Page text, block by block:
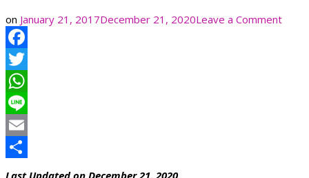
on January 21, 2017December 21, 2020Leave a Commenton
Facebook
Twitter
WhatsApp
Line
Email
Share